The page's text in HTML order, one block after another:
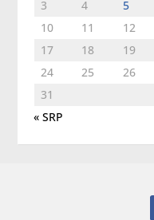
3
4 5
10
11 12
17
18 19
24
25 26
31
« SRP